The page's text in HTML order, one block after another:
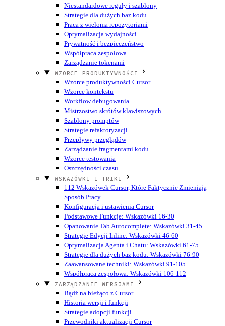
Niestandardowe reguły i szablony
Strategie dla dużych baz kodu
Praca z wieloma repozytoriami
Optymalizacja wydajności
Prywatność i bezpieczeństwo
Współpraca zespołowa
Zarządzanie tokenami
WZORCE PRODUKTYWNOŚCI
Wzorce produktywności Cursor
Wzorce kontekstu
Workflow debugowania
Mistrzostwo skrótów klawiszowych
Szablony promptów
Strategie refaktoryzacji
Przepływy przeglądów
Zarządzanie fragmentami kodu
Wzorce testowania
Oszczędności czasu
WSKAZÓWKI I TRIKI
112 Wskazówek Cursor, Które Faktycznie Zmieniają
Sposób Pracy
Konfiguracja i ustawienia Cursor
Podstawowe Funkcje: Wskazówki 16-30
Opanowanie Tab Autocomplete: Wskazówki 31-45
Strategie Edycji Inline: Wskazówki 46-60
Optymalizacja Agenta i Chatu: Wskazówki 61-75
Strategie dla dużych baz kodu: Wskazówki 76-90
Zaawansowane techniki: Wskazówki 91-105
Współpraca zespołowa: Wskazówki 106-112
ZARZĄDZANIE WERSJAMI
Bądź na bieżąco z Cursor
Historia wersji i funkcji
Strategie adopcji funkcji
Przewodniki aktualizacji Cursor